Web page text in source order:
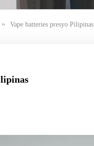
» Vape batteries presyo Pilipinas